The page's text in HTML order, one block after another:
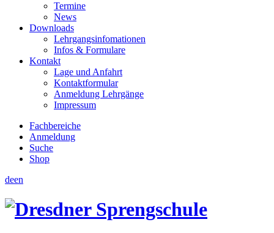
Termine
News
Downloads
Lehrgangsinfomationen
Infos & Formulare
Kontakt
Lage und Anfahrt
Kontaktformular
Anmeldung Lehrgänge
Impressum
Fachbereiche
Anmeldung
Suche
Shop
deen